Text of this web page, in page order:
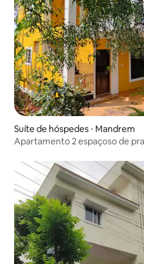
Suíte de hóspedes ⋅ Mandrem
Apartamento 2 espaçoso de